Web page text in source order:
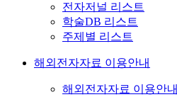
전자저널 리스트
학술DB 리스트
주제별 리스트
해외전자자료 이용안내
해외전자자료 이용안내